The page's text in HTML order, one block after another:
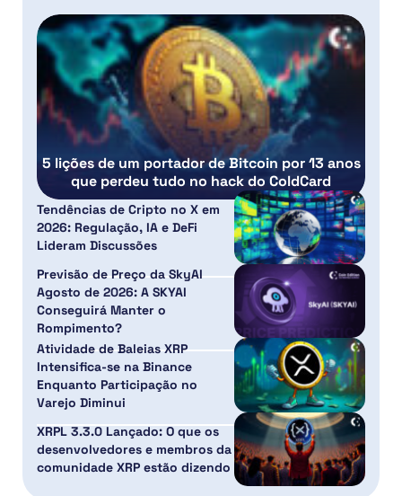
5 lições de um portador de Bitcoin por 13 anos
que perdeu tudo no hack do ColdCard
Tendências de Cripto no X em
2026: Regulação, IA e DeFi
Lideram Discussões
Previsão de Preço da SkyAI
Agosto de 2026: A SKYAI
Conseguirá Manter o
Rompimento?
Atividade de Baleias XRP
Intensifica-se na Binance
Enquanto Participação no
Varejo Diminui
XRPL 3.3.0 Lançado: O que os
desenvolvedores e membros da
comunidade XRP estão dizendo